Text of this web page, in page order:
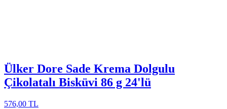
Ülker Dore Sade Krema Dolgulu
Çikolatalı Bisküvi 86 g 24'lü
576,00 TL